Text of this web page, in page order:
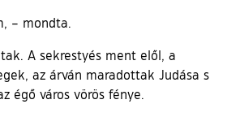
– mondta.
A sekrestyés ment elől, a
az árván maradottak Judása s
égő város vörös fénye.